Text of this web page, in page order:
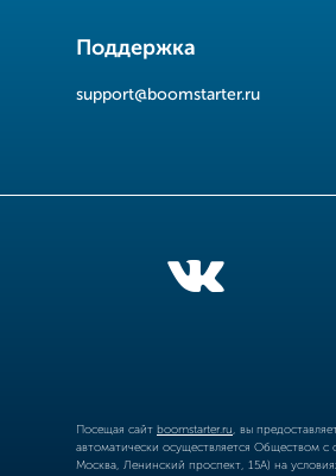
Поддержка
support@boomstarter.ru
Посещая сайт boomstarter.ru , вы
автоматически осуществляется Обществом
Москва, Ленинский проспект, 15А) на